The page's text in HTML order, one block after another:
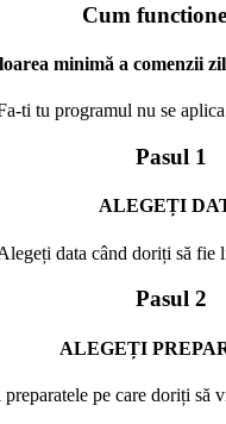
Cum
minimă a comenzii
ti tu programul nu se
Pasul 1
ALEGEȚI
data când doriți să fie
Pasul 2
ALEGEȚI
pe care doriți să